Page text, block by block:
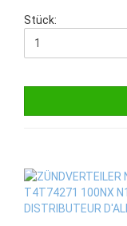
Stück: